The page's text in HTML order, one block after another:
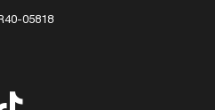
05818